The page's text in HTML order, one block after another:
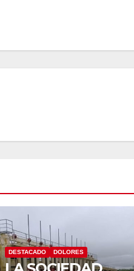
DESTACADO DOLORES